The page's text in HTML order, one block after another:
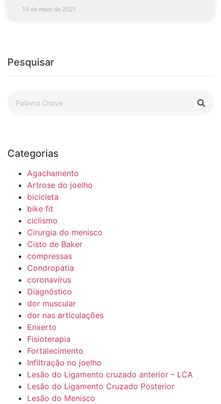
10 de maio de 2021
Pesquisar
Categorias
Agachamento
Artrose do joelho
bicicleta
bike fit
ciclismo
Cirurgia do menisco
Cisto de Baker
compressas
Condropatia
coronavírus
Diagnóstico
dor muscular
dor nas articulações
Enxerto
Fisioterapia
Fortalecimento
Infiltração no joelho
Lesão do Ligamento cruzado anterior – LCA
Lesão do Ligamento Cruzado Posterior
Lesão do Menisco